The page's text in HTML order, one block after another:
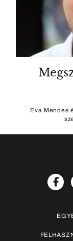
Eva Mendes